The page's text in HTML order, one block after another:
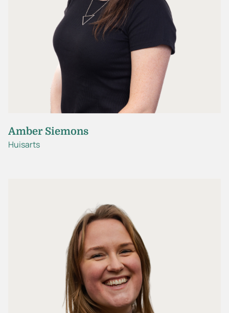
Amber Siemons
Huisarts